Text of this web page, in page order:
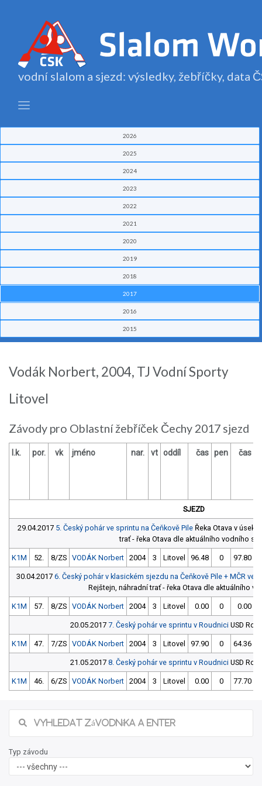
vodní slalom a sjezd: výsledky, žebříčky, data
2026
2025
2024
2023
2022
2021
2020
2019
2018
2017
2016
2015
Vodák Norbert, 2004, TJ Vodní Sporty
Litovel
Závody pro Oblastní žebříček Čechy 2017 sjezd
l.k. por. vk jméno nar. vt oddíl čas pen čas
SJEZD
29.04.2017 5. Český pohár ve sprintu na Čeňkově PileŘeka Otava v
trať - řeka Otava dle aktuálního vodního
K1M 52. 8/ZS VODÁK Norbert 2004 3 Litovel 96.48 0 97.80
30.04.2017 6. Český pohár v klasickém sjezdu na Čeňkově Pile + MČR
Rejštejn, náhradní trať - řeka Otava dle aktuálního
K1M 57. 8/ZS VODÁK Norbert 2004 3 Litovel 0.00 0 0.00
20.05.2017 7. Český pohár ve sprintu v Roudnici USD
K1M 47. 7/ZS VODÁK Norbert 2004 3 Litovel 97.90 0 64.36
21.05.2017 8. Český pohár ve sprintu v Roudnici USD
K1M 46. 6/ZS VODÁK Norbert 2004 3 Litovel 0.00 0 77.70
Typ závodu